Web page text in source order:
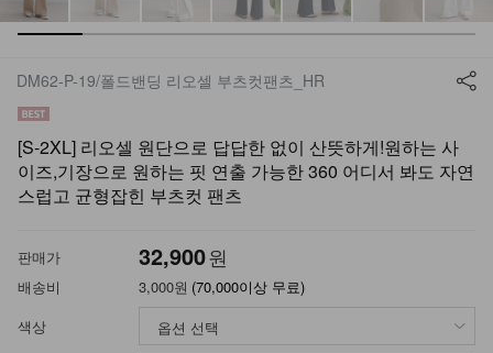
DM62-P-19/폴드밴딩 리오셀 부츠컷팬츠_HR
[S-2XL] 리오셀 원단으로 답답한 없이 산뜻하게!원하는 사
이즈,기장으로 원하는 핏 연출 가능한 360 어디서 봐도 자연
스럽고 균형잡힌 부츠컷 팬츠
판매가 32,900원
배송비 3,000원 (70,000이상 무료)
색상